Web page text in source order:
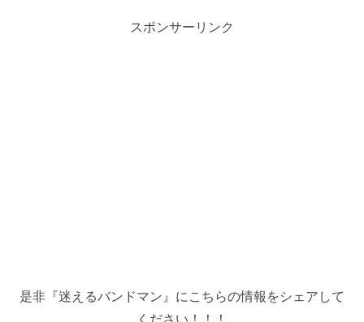
スポンサーリンク
是非『迷えるバンドマン』にこちらの情報をシェアして
ください！！！